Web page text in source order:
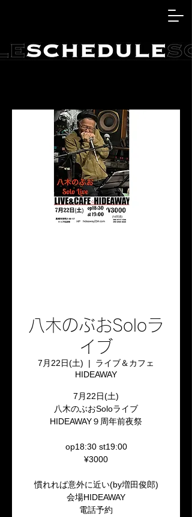
八木のぶおSoloラ
イブ
7月22日(土)
  |
ライブ＆カフェ
HIDEAWAY
7月22日(土)
八木のぶおSoloライブ
HIDEAWAY９周年前夜祭
op18:30 st19:00
¥3000
慣れれば意外に近い(by増田俊郎)
会場HIDEAWAY
電話予約